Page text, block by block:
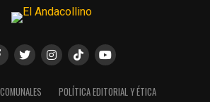
POLÍTICA EDITORIAL Y ÉTICA